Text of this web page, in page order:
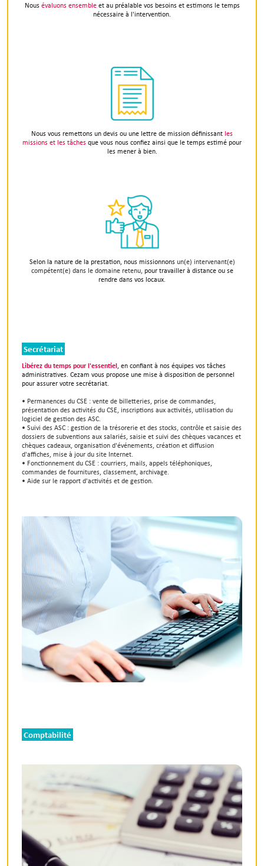
Nousévaluons ensembleet au préalable vos besoins et estimons le temps
nécessaire à l'intervention.
Nous vous remettons un devis ou une lettre de mission définissantles
missions et les tâchesque vous nous confiez ainsi que le temps estimé pour
les mener à bien.
Selon la nature de la prestation, nous missionnonsun(e) intervenant(e)
compétent(e) dans le domaine retenu,pour travailler à distance ou se
rendre dans vos locaux.
Secrétariat
Libérez du temps pour l'essentiel, en confiant à nos équipes vos tâches
administratives. Cezam vous propose une mise à disposition de personnel
pour assurer votre secrétariat.
• Permanences du CSE : vente de billetteries, prise de commandes,
présentation des activités du CSE, inscriptions aux activités, utilisation du
logiciel de gestion des ASC.
• Suivi des ASC : gestion de la trésorerie et des stocks, contrôle et saisie des
dossiers de subventions aux salariés, saisie et suivi des chèques vacances et
chèques cadeaux, organisation d'événements, création et diffusion
d'affiches, mise à jour du site Internet.
• Fonctionnement du CSE : courriers, mails, appels téléphoniques,
commandes de fournitures, classement, archivage.
• Aide sur le rapport d'activités et de gestion.
Comptabilité